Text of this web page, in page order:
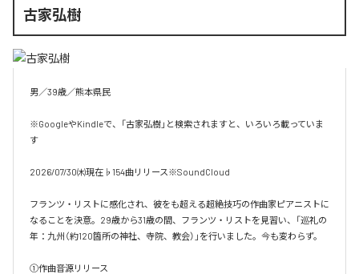
古家弘樹
男／39歳／熊本県民
※GoogleやKindleで、「古家弘樹」と検索されますと、いろいろ載っていま
す
2026/07/30㈭現在♭154曲リリース※SoundCloud
フランツ・リストに感化され、彼をも超える超絶技巧の作曲家ピアニストに
なることを決意。29歳から31歳の間、フランツ・リストを見習い、「巡礼の
年：九州（約120箇所の神社、寺院、教会）」を行いました。今も変わらず。
①作曲音源リリース